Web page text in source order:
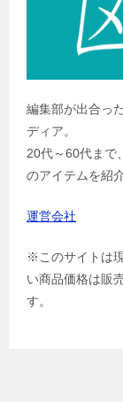
編集部が出合っ
ディア。
20代～60代まで
のアイテムを紹
運営会社
※このサイトは
い商品価格は販
す。